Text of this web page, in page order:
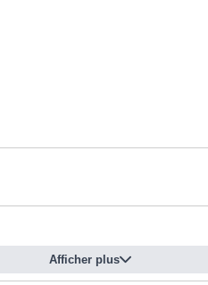
Afficher plus